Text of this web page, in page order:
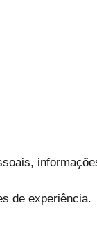
de experiência.